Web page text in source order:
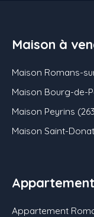
Maison à
Maison Romans-
Maison Bourg-de-
Maison Peyrins
Maison Saint-
Appartement